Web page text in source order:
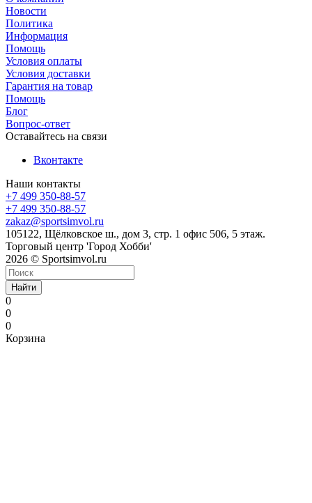
Новости
Политика
Информация
Помощь
Условия оплаты
Условия доставки
Гарантия на товар
Помощь
Блог
Вопрос-ответ
Оставайтесь на связи
Вконтакте
Наши контакты
+7 499 350-88-57
+7 499 350-88-57
zakaz@sportsimvol.ru
105122, Щёлковское ш., дом 3, стр. 1 офис 506, 5 этаж.
Торговый центр 'Город Хобби'
2026 © Sportsimvol.ru
Найти
0
0
0
Корзина